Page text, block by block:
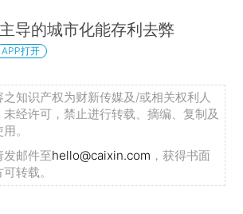
导的城市化能存利去弊
APP打开
知识产权为财新传媒及/或相关权利人
经许可，禁止进行转载、摘编、复制及
。
发邮件至hello@caixin.com ，获得书面
转载。